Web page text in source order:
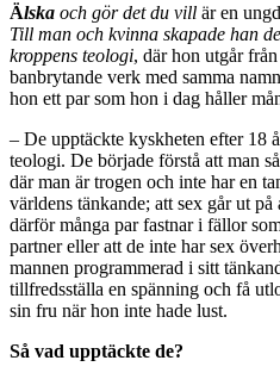
Älska och gör det du vill är en
Till man och kvinna skapade han
kroppens teologi, där hon utgår
banbrytande verk med samma
hon ett par som hon i dag håller
– De upptäckte kyskheten efter 18
teologi. De började förstå att man
där man är trogen och inte har en
världens tänkande; att sex går ut
därför många par fastnar i fällor
partner eller att de inte har sex
mannen programmerad i sitt
tillfredsställa en spänning och få
sin fru när hon inte hade lust.
Så vad upptäckte de?